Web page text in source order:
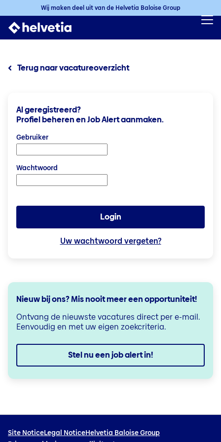
Wij maken deel uit van de Helvetia Baloise Group
Terug naar vacatureoverzicht
Al geregistreerd?
Profiel beheren en Job Alert aanmaken.
Login: gebruikersnaam en wachtwoord
Gebruiker
Wachtwoord
Login
Uw wachtwoord vergeten?
Nieuw bij ons? Mis nooit meer een opportuniteit!
Ontvang de nieuwste vacatures direct per e-mail.
Eenvoudig en met uw eigen zoekcriteria.
Stel nu een job alert in!
Site NoticeLegal NoticeHelvetia Baloise Group